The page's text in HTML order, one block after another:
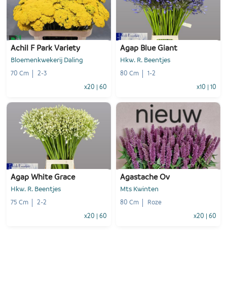
- 1 + Voeg toe + Voeg toe
Achil F Park Variety
Bloemenkwekerij Daling
70 Cm 2-3
x20 60
Voeg toe
Agap Blue Giant
Hkw. R. Beentjes
80 Cm 1-2
x10 10
- 1 + Voeg toe
Agap White Grace
Hkw. R. Beentjes
75 Cm 2-2
x20 60
Agastache Ov
Mts Kwinten
80 Cm Roze
x20 60